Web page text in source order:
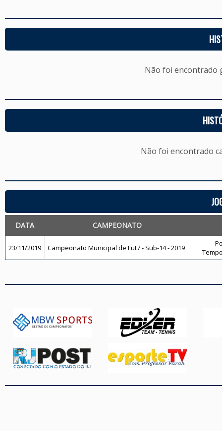
Não foi encontrado
Não foi encontrado
DATA CAMPEONATO
23/11/2019 Campeonato Municipal de Fut7 - Sub-14 - 2019